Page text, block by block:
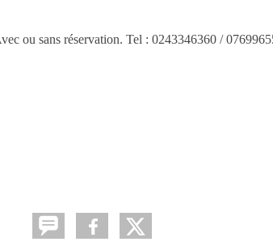
ou sans réservation. Tel : 0243346360 /